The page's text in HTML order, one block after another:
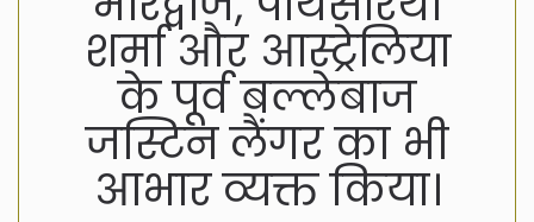
शर्मा और आस्ट्रेलिया
के पूर्व बल्लेबाज
जस्टिन लैंगर का भी
आभार व्यक्त किया।